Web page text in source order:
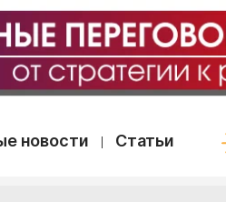
новости Статьи